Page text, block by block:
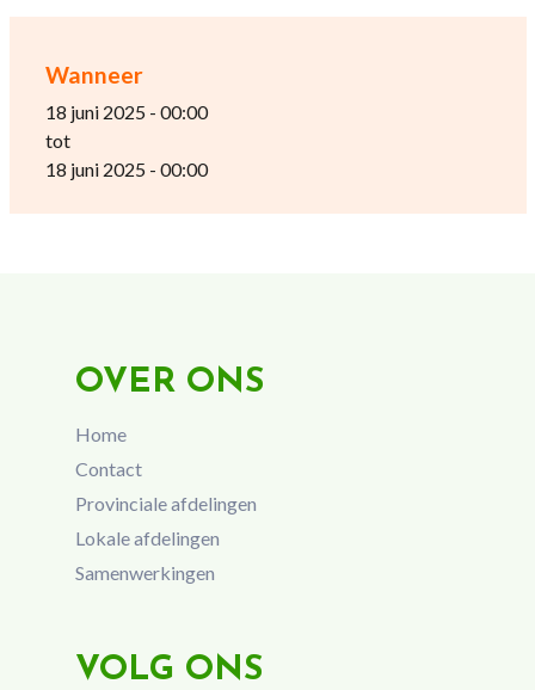
Wanneer
18 juni 2025 - 00:00
tot
18 juni 2025 - 00:00
OVER ONS
Home
Contact
Provinciale afdelingen
Lokale afdelingen
Samenwerkingen
VOLG ONS